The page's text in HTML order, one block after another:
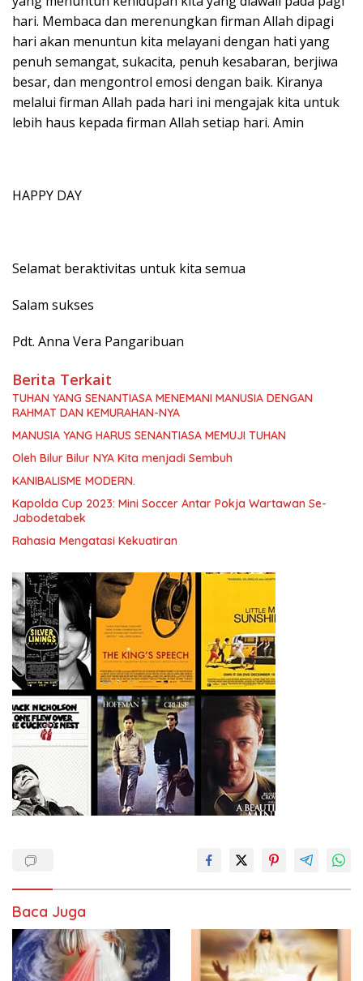
hari. Membaca dan merenungkan firman Allah dipagi
hari akan menuntun kita melayani dengan hati yang
penuh semangat, sukacita, penuh kesabaran, berjiwa
besar, dan mengontrol emosi dengan baik. Kiranya
melalui firman Allah pada hari ini mengajak kita untuk
lebih haus kepada firman Allah setiap hari. Amin
HAPPY DAY
Selamat beraktivitas untuk kita semua
Salam sukses
Pdt. Anna Vera Pangaribuan
Berita Terkait
TUHAN YANG SENANTIASA MENEMANI MANUSIA DENGAN
RAHMAT DAN KEMURAHAN-NYA
MANUSIA YANG HARUS SENANTIASA MEMUJI TUHAN
Oleh Bilur Bilur NYA Kita menjadi Sembuh
KANIBALISME MODERN.
Kapolda Cup 2023: Mini Soccer Antar Pokja Wartawan Se-
Jabodetabek
Rahasia Mengatasi Kekuatiran
Baca Juga